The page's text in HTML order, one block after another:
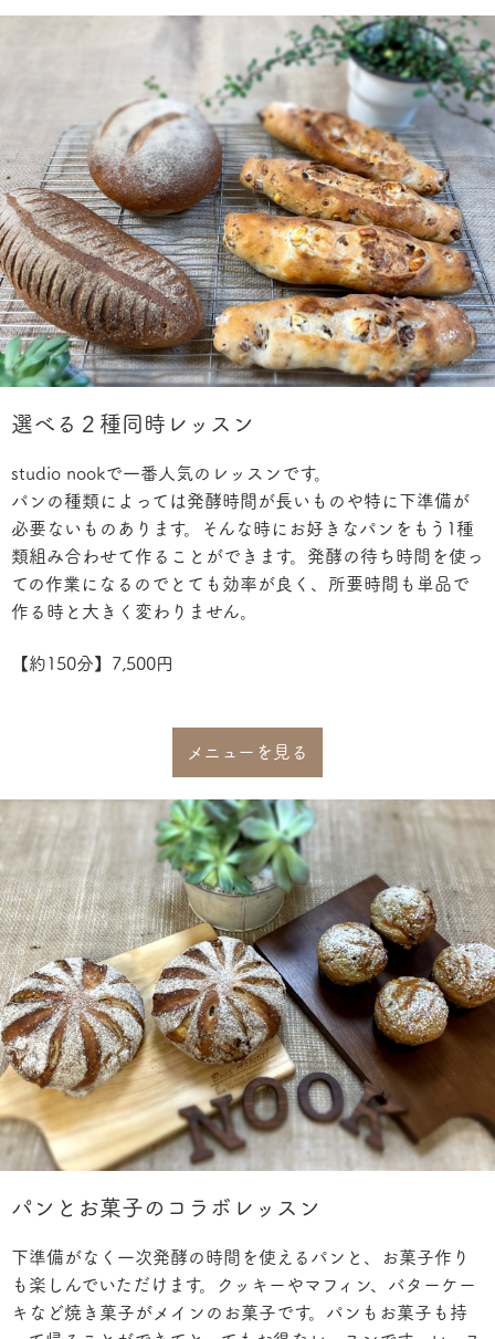
選べる２種同時レッスン
studio nookで一番人気のレッスンです。
パンの種類によっては発酵時間が長いものや特に下準備が
必要ないものあります。
そんな時にお好きなパンをもう1種
類組み合わせて作ることができます。発酵の待ち時間を使っ
ての作業になるのでとても効率が良く、所要時間も単品で
作る時と大きく変わりません。
【約150分】7,500円
メニューを見る
パンとお菓子のコラボレッスン
下準備がなく一次発酵の時間を使えるパンと、お菓子作り
も楽しんでいただけます。クッキーやマフィン、バターケー
キなど焼き菓子がメインのお菓子です。パンもお菓子も持